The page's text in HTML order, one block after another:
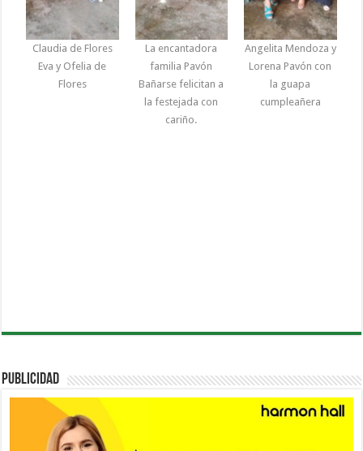
Claudia de Flores
Eva y Ofelia de
Flores
La encantadora
familia Pavón
Bañarse felicitan a
la festejada con
cariño.
Angelita Mendoza y
Lorena Pavón con
la guapa
cumpleañera
PUBLICIDAD